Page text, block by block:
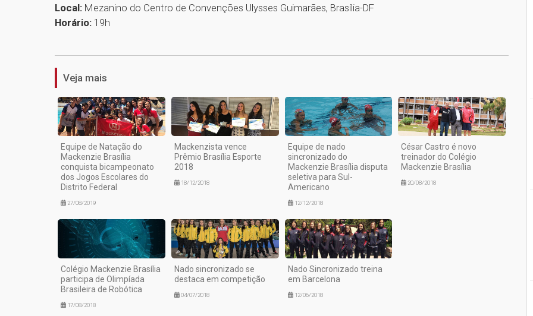
Local: Mezanino do Centro de Convenções Ulysses Guimarães, Brasília-DF
Horário: 19h
Veja mais
Equipe de Natação do
Mackenzie Brasília
conquista bicampeonato
dos Jogos Escolares do
Distrito Federal
27/08/2019
Mackenzista vence
Prêmio Brasília Esporte
2018
18/12/2018
Equipe de nado
sincronizado do
Mackenzie Brasília disputa
seletiva para Sul-
Americano
12/12/2018
César Castro é novo
treinador do Colégio
Mackenzie Brasília
20/08/2018
Colégio Mackenzie Brasília
participa de Olimpíada
Brasileira de Robótica
17/08/2018
Nado sincronizado se
destaca em competição
04/07/2018
Nado Sincronizado treina
em Barcelona
12/06/2018